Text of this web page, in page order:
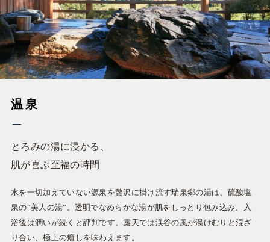
温泉
とろみの湯に浸かる、
肌が喜ぶ至福の時間
水を一切加えていない源泉を贅沢に掛け流す瑞泉郷の湯は、硫酸塩
泉の“美人の湯”。透明でなめらかな湯が肌をしっとり包み込み、入
浴後は潤いが続くと評判です。露天では渓谷の風が湯けむりと混ざ
り合い、極上の癒しを味わえます。